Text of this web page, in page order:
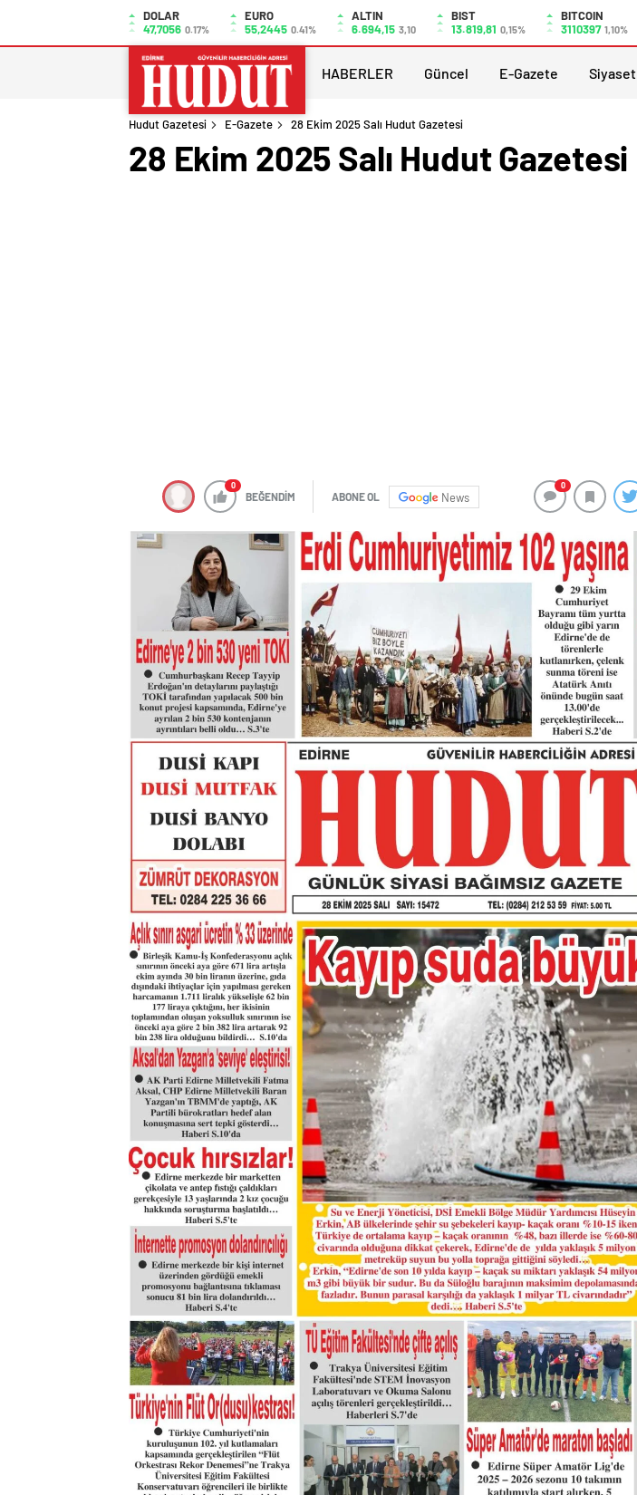
DOLAR
47,7056 0.17%
EURO
55,2445 0.41%
ALTIN
6.694,15 3,10
BIST
13.819,81 0,15%
BITCOIN
3110397 1,10%
HABERLER Güncel E-Gazete Siyaset
Hudut Gazetesi E-Gazete 28 Ekim 2025 Salı Hudut Gazetesi
28 Ekim 2025 Salı Hudut Gazetesi
0
BEĞENDİM ABONE OL News
0